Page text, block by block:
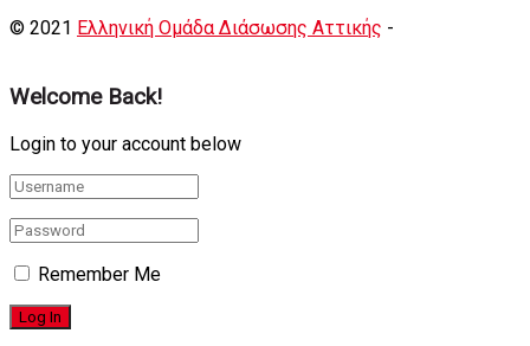
© 2021 Ελληνική Ομάδα Διάσωσης Αττικής -
Welcome Back!
Login to your account below
Remember Me